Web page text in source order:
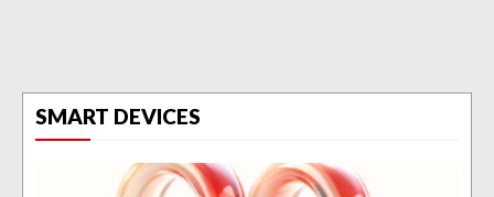
SMART DEVICES